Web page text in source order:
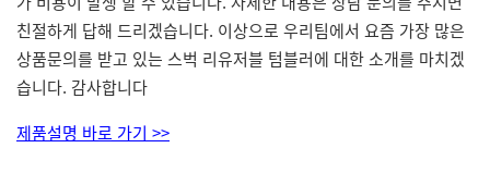
친절하게 답해 드리겠습니다. 이상으로 우리팀에서 요즘 가장 많은
상품문의를 받고 있는 스벅 리유저블 텀블러에 대한 소개를 마치겠
습니다. 감사합니다
제품설명 바로 가기 >>